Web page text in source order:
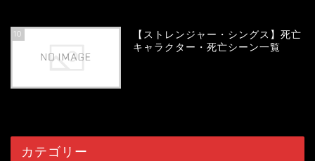
10
【ストレンジャー・シングス】死亡
キャラクター・死亡シーン一覧
カテゴリー